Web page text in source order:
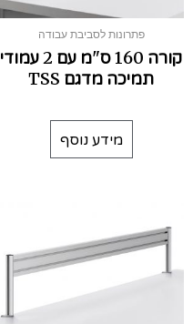
פתרונות לסביבת עבודה
קורה 160 ס"מ עם 2 עמודי
תמיכה מדגם TSS
מידע נוסף